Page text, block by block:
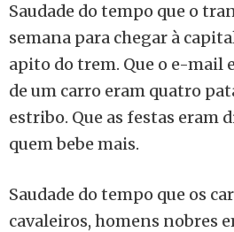
Saudade do tempo que o
semana para chegar à
apito do trem. Que o e-mail
de um carro eram quatro
estribo. Que as festas eram
quem bebe mais.
Saudade do tempo que os
cavaleiros, homens nobres